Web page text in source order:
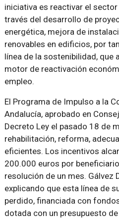
iniciativa es reactivar el
través del desarrollo de
energética, mejora de
renovables en edificios, por
línea de la sostenibilidad, que
motor de reactivación
empleo.
El Programa de Impulso a la
Andalucía, aprobado en
Decreto Ley el pasado 18 de
rehabilitación, reforma,
eficientes. Los incentivos
200.000 euros por
resolución de un mes. Gálvez
explicando que esta línea de
perdido, financiada con
dotada con un presupuesto